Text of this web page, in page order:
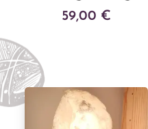
59,00 €